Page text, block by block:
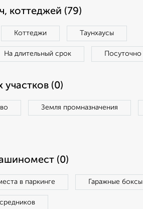
коттеджей (79)
Коттеджи Таунхаусы
На длительный срок Посуточно
(0)
Земля промназначения
(0)
в паркинге Гаражные боксы